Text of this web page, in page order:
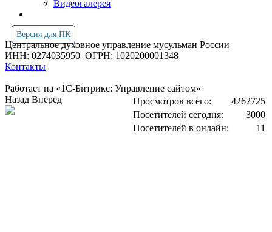
Видеогалерея
Версия для ПК
Центральное духовное управление мусульман России
ИНН: 0274035950 ОГРН: 1020200001348
Контакты
Работает на «1С-Битрикс: Управление сайтом»
Просмотров всего:
4262725
Посетителей сегодня:
3000
Посетителей в онлайн:
11
Назад Вперед